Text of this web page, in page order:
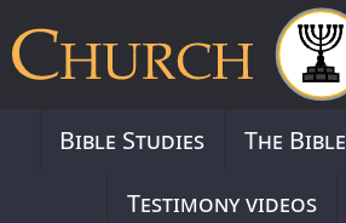
Bible Studies The Bible
Testimony videos